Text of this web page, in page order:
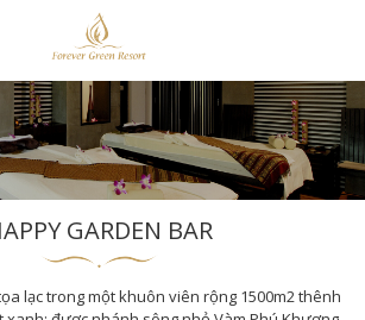
GARDEN BAR
lạc trong một khuôn viên rộng 1500m2 thênh